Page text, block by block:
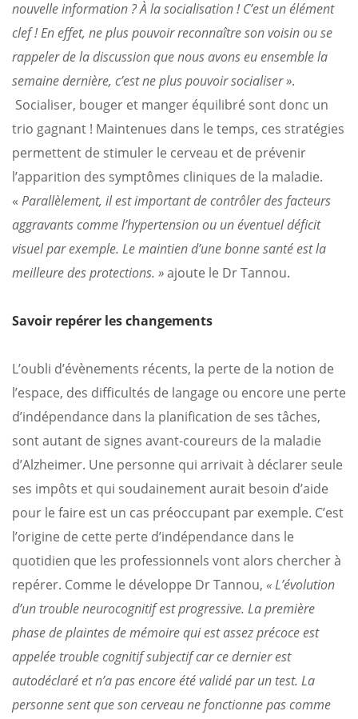
nouvelle information ? À la socialisation ! C’est un élément
clef ! En effet, ne plus pouvoir reconnaître son voisin ou se
rappeler de la discussion que nous avons eu ensemble la
semaine dernière, c’est ne plus pouvoir socialiser ».
Socialiser, bouger et manger équilibré sont donc un
trio gagnant ! Maintenues dans le temps, ces stratégies
permettent de stimuler le cerveau et de prévenir
l’apparition des symptômes cliniques de la maladie.
« Parallèlement, il est important de contrôler des facteurs
aggravants comme l’hypertension ou un éventuel déficit
visuel par exemple. Le maintien d’une bonne santé est la
meilleure des protections. »ajoute le Dr Tannou.
Savoir repérer les changements
L’oubli d’évènements récents, la perte de la notion de
l’espace, des difficultés de langage ou encore une perte
d’indépendance dans la planification de ses tâches,
sont autant de signes avant-coureurs de la maladie
d’Alzheimer. Une personne qui arrivait à déclarer seule
ses impôts et qui soudainement aurait besoin d’aide
pour le faire est un cas préoccupant par exemple. C’est
l’origine de cette perte d’indépendance dans le
quotidien que les professionnels vont alors chercher à
repérer. Comme le développe Dr Tannou, « L’évolution
d’un trouble neurocognitif est progressive. La première
phase de plaintes de mémoire qui est assez précoce est
appelée trouble cognitif subjectif car ce dernier est
autodéclaré et n’a pas encore été validé par un test. La
personne sent que son cerveau ne fonctionne pas comme